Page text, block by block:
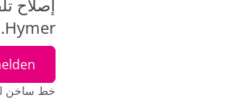
إصلاح
Hymer. معالجة مباشرة مع شركات التأمين، سيارة بديلة مجانية (أوتوماتيكي ويدوي).
خط ساخن